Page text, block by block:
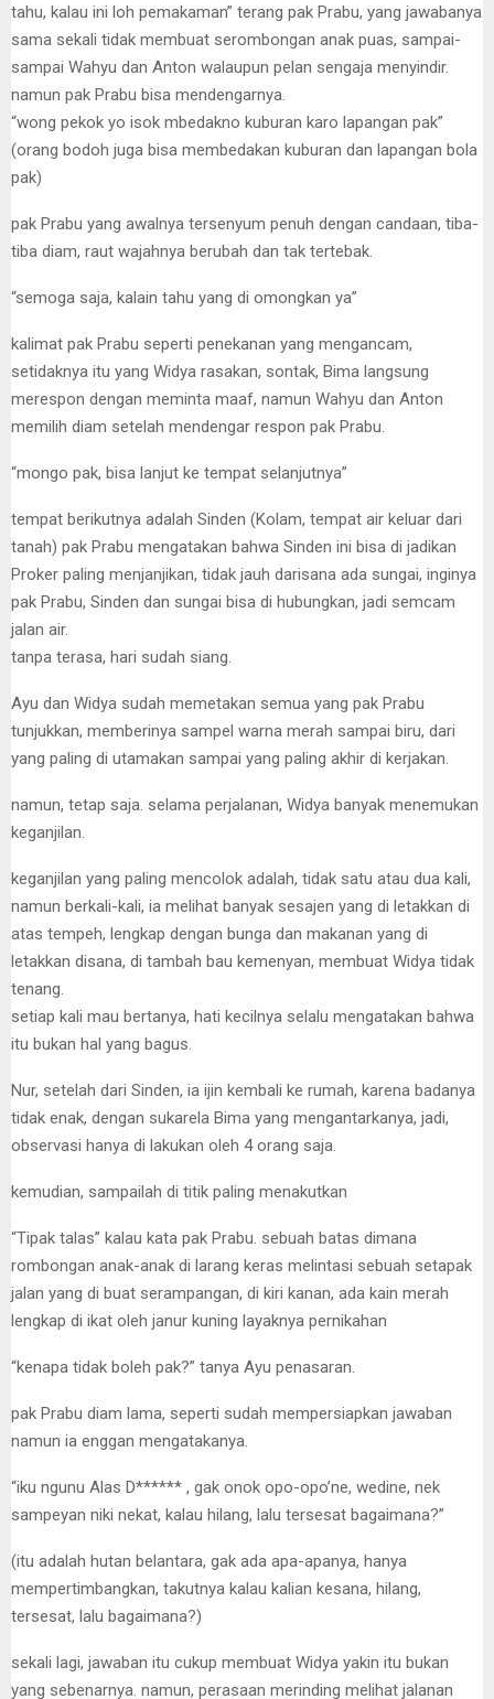
tahu, kalau ini loh pemakaman” terang pak Prabu, yang jawabanya
sama sekali tidak membuat serombongan anak puas, sampai-
sampai Wahyu dan Anton walaupun pelan sengaja menyindir.
namun pak Prabu bisa mendengarnya.
“wong pekok yo isok mbedakno kuburan karo lapangan pak”
(orang bodoh juga bisa membedakan kuburan dan lapangan bola
pak)
pak Prabu yang awalnya tersenyum penuh dengan candaan, tiba-
tiba diam, raut wajahnya berubah dan tak tertebak.
“semoga saja, kalain tahu yang di omongkan ya”
kalimat pak Prabu seperti penekanan yang mengancam,
setidaknya itu yang Widya rasakan, sontak, Bima langsung
merespon dengan meminta maaf, namun Wahyu dan Anton
memilih diam setelah mendengar respon pak Prabu.
“mongo pak, bisa lanjut ke tempat selanjutnya”
tempat berikutnya adalah Sinden (Kolam, tempat air keluar dari
tanah) pak Prabu mengatakan bahwa Sinden ini bisa di jadikan
Proker paling menjanjikan, tidak jauh darisana ada sungai, inginya
pak Prabu, Sinden dan sungai bisa di hubungkan, jadi semcam
jalan air.
tanpa terasa, hari sudah siang.
Ayu dan Widya sudah memetakan semua yang pak Prabu
tunjukkan, memberinya sampel warna merah sampai biru, dari
yang paling di utamakan sampai yang paling akhir di kerjakan.
namun, tetap saja. selama perjalanan, Widya banyak menemukan
keganjilan.
keganjilan yang paling mencolok adalah, tidak satu atau dua kali,
namun berkali-kali, ia melihat banyak sesajen yang di letakkan di
atas tempeh, lengkap dengan bunga dan makanan yang di
letakkan disana, di tambah bau kemenyan, membuat Widya tidak
tenang.
setiap kali mau bertanya, hati kecilnya selalu mengatakan bahwa
itu bukan hal yang bagus.
Nur, setelah dari Sinden, ia ijin kembali ke rumah, karena badanya
tidak enak, dengan sukarela Bima yang mengantarkanya, jadi,
observasi hanya di lakukan oleh 4 orang saja.
kemudian, sampailah di titik paling menakutkan
“Tipak talas” kalau kata pak Prabu. sebuah batas dimana
rombongan anak-anak di larang keras melintasi sebuah setapak
jalan yang di buat serampangan, di kiri kanan, ada kain merah
lengkap di ikat oleh janur kuning layaknya pernikahan
“kenapa tidak boleh pak?” tanya Ayu penasaran.
pak Prabu diam lama, seperti sudah mempersiapkan jawaban
namun ia enggan mengatakanya.
“iku ngunu Alas D****** , gak onok opo-opo’ne, wedine, nek
sampeyan niki nekat, kalau hilang, lalu tersesat bagaimana?”
(itu adalah hutan belantara, gak ada apa-apanya, hanya
mempertimbangkan, takutnya kalau kalian kesana, hilang,
tersesat, lalu bagaimana?)
sekali lagi, jawaban itu cukup membuat Widya yakin itu bukan
yang sebenarnya. namun, perasaan merinding melihat jalanan